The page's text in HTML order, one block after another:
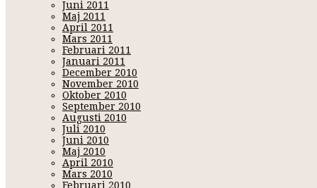
Juni 2011
Maj 2011
April 2011
Mars 2011
Februari 2011
Januari 2011
December 2010
November 2010
Oktober 2010
September 2010
Augusti 2010
Juli 2010
Juni 2010
Maj 2010
April 2010
Mars 2010
Februari 2010